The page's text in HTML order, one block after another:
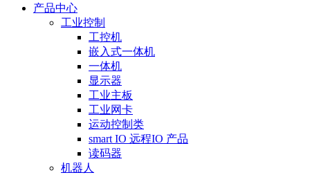
产品中心
工业控制
工控机
嵌入式一体机
一体机
显示器
工业主板
工业网卡
运动控制类
smart IO 远程IO 产品
读码器
机器人